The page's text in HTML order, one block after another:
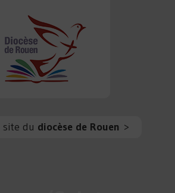
site du diocèse de Rouen >